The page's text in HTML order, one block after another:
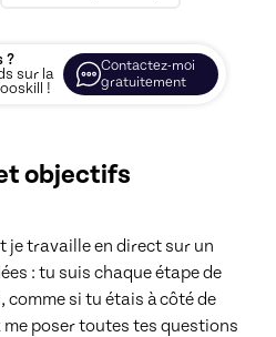
?
sur la
!
Contactez-moi
gratuitement
objectifs
je travaille en direct sur un
: tu suis chaque étape de
comme si tu étais à côté de
me poser toutes tes questions